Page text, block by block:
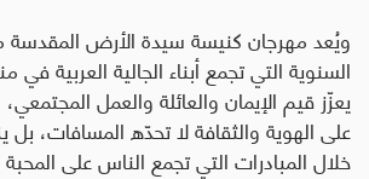
ويُعد مهرجان كنيسة سيدة الأرض المقدسة
السنوية التي تجمع أبناء الجالية العربية
يعزّز قيم الإيمان والعائلة والعمل
على الهوية والثقافة لا تحدّه المسافات،
خلال المبادرات التي تجمع الناس على المحبة